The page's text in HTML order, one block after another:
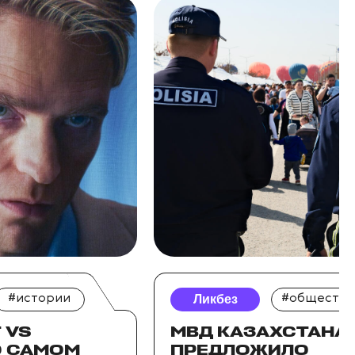
#истории
САМОМ
Ликбез #общество
МВД КАЗАХСТАНА
ПРЕДЛОЖИЛО